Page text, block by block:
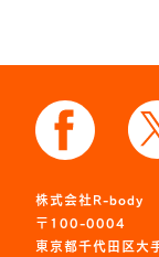
株式会社R-body
〒100-0004
東京都千代田区